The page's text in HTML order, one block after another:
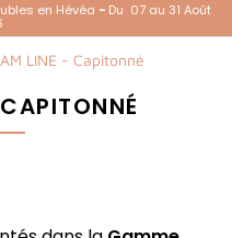
en Hévéa - Du 07 au 31 Août
LINE - Capitonné